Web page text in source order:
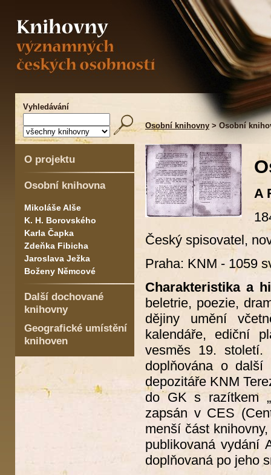
Vyhledávání
Osobní knihovny > Osobní
O projektu
Osobní knihovna
Mikoláše Alše
K. H. Borovského
Karla Čapka
Zdeňka Fibicha
Jaroslava Ježka
Boženy Němcové
Další dochované
knihovny
Geografické umístění
knihoven
A
Český spisovatel,
Praha: KNM - 1059
Charakteristika a
beletrie, poezie,
dějiny umění
kalendáře, ediční
vesměs 19.
doplňována o
depozitáře KNM
do GK s razítkem
zapsán v CES
menší část
publikovaná vydání
doplňovaná po jeho